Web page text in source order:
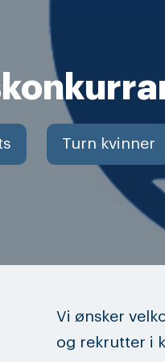
Turn kvinner
Vi ønsker
og rekrutter i